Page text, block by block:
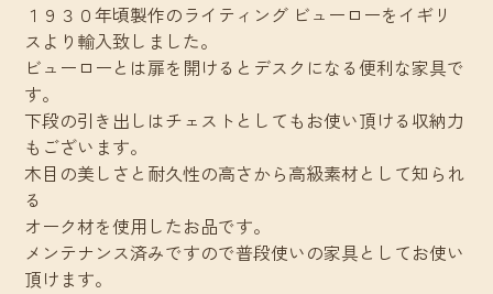
１９３０年頃製作のライティング ビューローをイギリ
スより輸入致しました。
ビューローとは扉を開けるとデスクになる便利な家具で
す。
下段の引き出しはチェストとしてもお使い頂ける収納力
もございます。
木目の美しさと耐久性の高さから高級素材として知られ
る
オーク材を使用したお品です。
メンテナンス済みですので普段使いの家具としてお使い
頂けます。